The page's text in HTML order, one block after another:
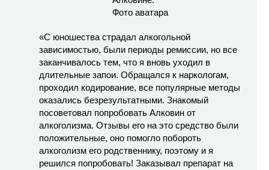
«С юношества страдал алкогольной
зависимостью, были периоды ремиссии, но все
заканчивалось тем, что я вновь уходил в
длительные запои. Обращался к наркологам,
проходил кодирование, все популярные методы
оказались безрезультатными. Знакомый
посоветовал попробовать Алковин от
алкоголизма. Отзывы его на это средство были
положительные, оно помогло побороть
алкоголизм его родственнику, поэтому и я
решился попробовать! Заказывал препарат на